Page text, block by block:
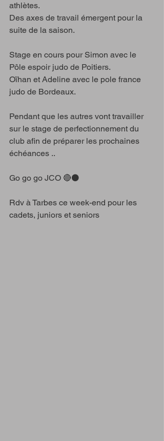
athlètes.
Des axes de travail émergent pour la
suite de la saison.
Stage en cours pour Simon avec le
Pôle espoir judo de Poitiers.
Oïhan et Adeline avec le pole france
judo de Bordeaux.
Pendant que les autres vont travailler
sur le stage de perfectionnement du
club afin de préparer les prochaines
échéances ..
Go go go JCO 🔴⚫️
Rdv à Tarbes ce week-end pour les
cadets, juniors et seniors